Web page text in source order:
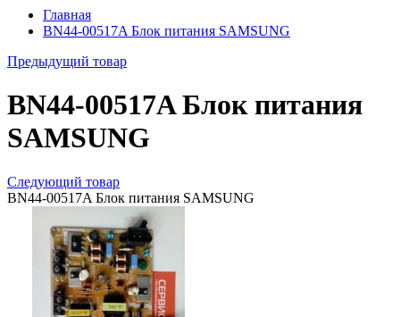
Главная
BN44-00517A Блок питания SAMSUNG
Предыдущий товар
BN44-00517A Блок питания
SAMSUNG
Следующий товар
BN44-00517A Блок питания SAMSUNG